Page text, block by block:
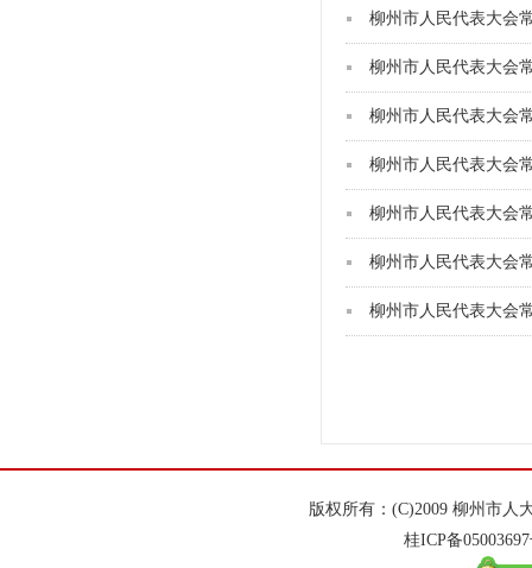
柳州市人民代表大会
柳州市人民代表大会
柳州市人民代表大会
柳州市人民代表大会
版权所有：(C)2009 柳州市人
桂ICP备